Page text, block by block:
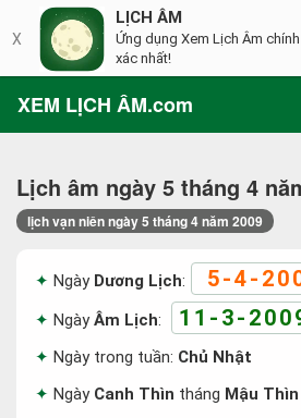
XEM LỊCH ÂM.com
Lịch âm ngày 5 tháng 4
lịch vạn niên ngày 5 tháng 4 năm 2009
Ngày Dương Lịch: 5-4-
NgàyÂm Lịch: 11-3-
Ngày trong tuần: Chủ Nhật
Ngày Canh Thìn tháng Mậu Thìn
X
LỊCH ÂM
Ứng dụng Xem Lịch Âm chính
xác nhất!